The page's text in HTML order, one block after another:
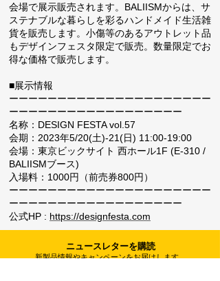
会場で展示販売されます。BALIISMからは、サ
ステナブルな暮らしを彩るハンドメイド生活雑
貨を販売します。小傷等のあるアウトレット品
もデザインフェスタ限定で販売。数量限定でお
得な価格で販売します。
■展示情報
ーーーーーーーーーーーーーーーーーーーーー
ーーーーーーーーーーーーーーーーーー
名称：DESIGN FESTA vol.57
会期：2023年5/20(土)-21(日) 11:00-19:00
会場：東京ビックサイト 西ホール1F (E-310 /
BALIISMブース)
入場料：1000円（前売券800円）
ーーーーーーーーーーーーーーーーーーーーー
ーーーーーーーーーーーーーーーーーー
公式HP : https://designfesta.com
ニュースレターを購読
新製品情報やキャンペーンをお届けします。